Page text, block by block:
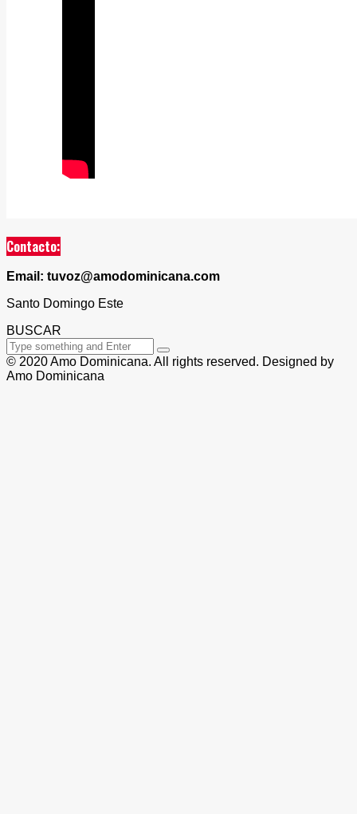
Contacto:
Email: tuvoz@amodominicana.com
Santo Domingo Este
BUSCAR
© 2020 Amo Dominicana. All rights reserved. Designed by
Amo Dominicana